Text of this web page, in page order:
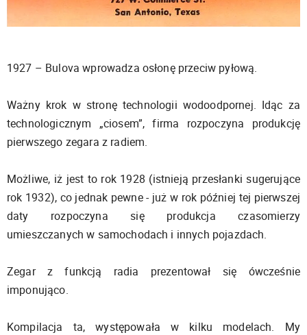
1927 – Bulova wprowadza osłonę przeciw pyłową.
Ważny krok w stronę technologii wodoodpornej. Idąc za
technologicznym „ciosem”, firma rozpoczyna produkcję
pierwszego zegara z radiem.
Możliwe, iż jest to rok 1928 (istnieją przesłanki sugerujące
rok 1932), co jednak pewne - już w rok później tej pierwszej
daty rozpoczyna się produkcja czasomierzy
umieszczanych w samochodach i innych pojazdach.
Zegar z funkcją radia prezentował się ówcześnie
imponująco.
Kompilacja ta, występowała w kilku modelach. My